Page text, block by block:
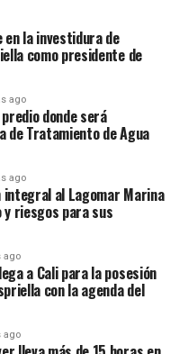
la investidura de
como presidente de
ago
donde será
de Tratamiento de Agua
ago
integral al Lagomar Marina
riesgos para sus
ago
a Cali para la posesión
con la agenda del
ago